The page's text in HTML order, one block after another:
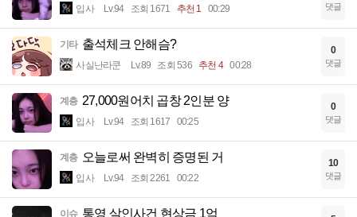
입사 Lv.94 조회 1671 추천 1 00:29 댓글
기타 출석체크 안해슴?
사실난라쿤 Lv.89 조회 536 추천 4 00:28
0
댓글
계층 27,000원어치 곱창 2인분 양
입사 Lv.94 조회 1617 00:25
0
댓글
계층 오늘로써 완벽히 증명된 거
입사 Lv.94 조회 2261 00:22
10
댓글
이슈 통영 살인사건 현상금 1억